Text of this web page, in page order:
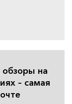
на
– самая